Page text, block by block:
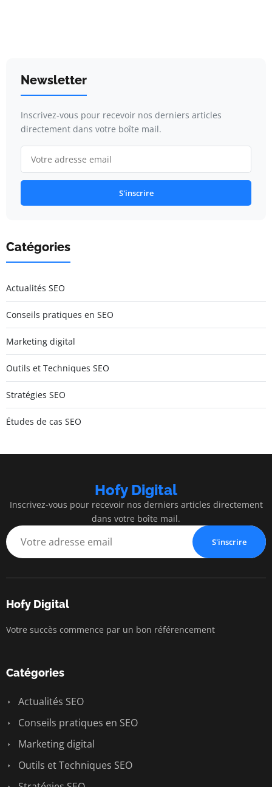
Newsletter
Inscrivez-vous pour recevoir nos derniers articles
directement dans votre boîte mail.
S'inscrire
Catégories
Actualités SEO
Conseils pratiques en SEO
Marketing digital
Outils et Techniques SEO
Stratégies SEO
Études de cas SEO
Hofy Digital
Inscrivez-vous pour recevoir nos derniers articles directement
dans votre boîte mail.
S'inscrire
Hofy Digital
Votre succès commence par un bon référencement
Catégories
Actualités SEO
Conseils pratiques en SEO
Marketing digital
Outils et Techniques SEO